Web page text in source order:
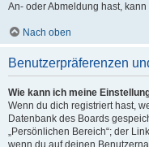
An- oder Abmeldung hast,
Nach oben
Benutzerpräferenzen
Wie kann ich meine
Wenn du dich registriert hast,
Datenbank des Boards
„Persönlichen Bereich“; der
wenn du auf deinen